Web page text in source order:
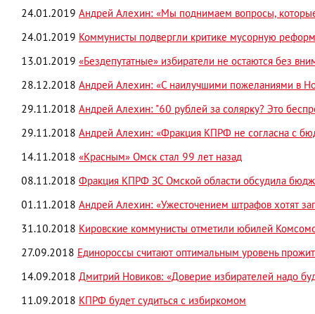
24.01.2019 Андрей Алехин: «Мы поднимаем вопросы,
24.01.2019 Коммунисты подвергли критике мусорную
13.01.2019 «Бездепутатные» избиратели не остаются без
28.12.2018 Андрей Алехин: «С наилучшими пожеланиями в
29.11.2018 Андрей Алехин: "60 рублей за солярку? Это
29.11.2018 Андрей Алехин: «Фракция КПРФ не согласна с
14.11.2018 «Красным» Омск стал 99 лет назад
08.11.2018 Фракция КПРФ ЗС Омской области обсудила
01.11.2018 Андрей Алехин: «Ужесточением штрафов хотят
31.10.2018 Кировские коммунисты отметили юбилей
27.09.2018 Единороссы считают оптимальным уровень
14.09.2018 Дмитрий Новиков: «Доверие избирателей надо
11.09.2018 КПРФ будет судиться с избиркомом